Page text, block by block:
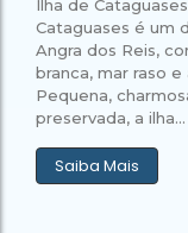
Ilha de
Cataguases é um
Angra dos Reis,
branca, mar raso
Pequena,
preservada, a ilha...
Saiba Mais